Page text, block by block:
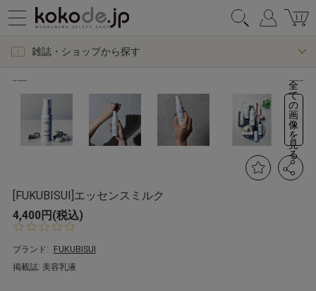
雑誌・ショップから探す
全
て
の
画
像
を
見
る
[FUKUBISUI]エッセンスミルク
4,400円(税込)
0.
s
t
a
ブランド:
FUKUBISUI
掲載誌: 美容乳液